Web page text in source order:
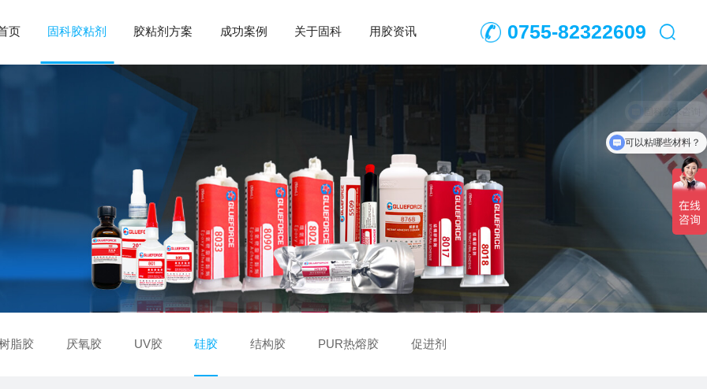
页 固科胶粘剂 胶粘剂方案 成功案例 关于固科 用胶资讯 0755-82322609
脂胶 厌氧胶 UV胶 硅胶 结构胶 PUR热熔胶 促进剂
可以粘哪些材料？